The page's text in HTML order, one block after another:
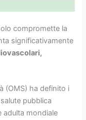
compromette la
significativamente
(OMS) ha definito i
pubblica
adulta mondiale